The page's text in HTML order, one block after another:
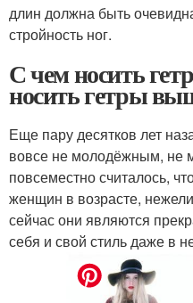
длин должна быть
стройность ног.
С чем носить
носить гетры
Еще пару десятков лет
вовсе не молодёжным, не
повсеместно считалось,
женщин в возрасте,
сейчас они являются
себя и свой стиль даже в